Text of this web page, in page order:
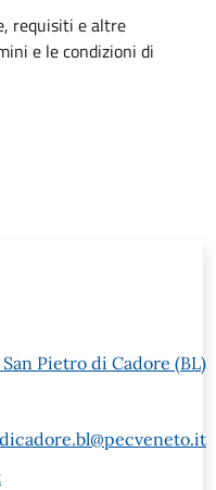
requisiti e altre
e le condizioni di
Pietro di Cadore (BL)